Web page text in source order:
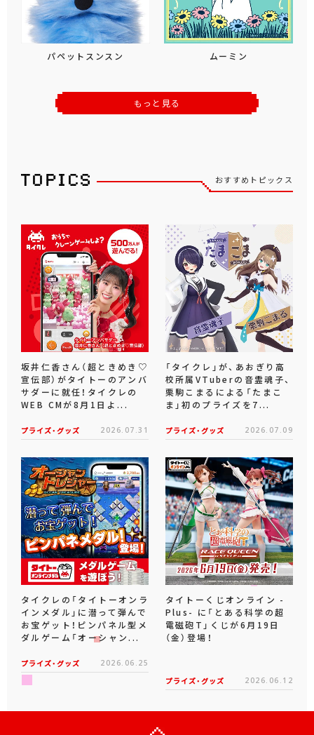
パペットスンスン ムーミン
もっと見る
おすすめトピックス
坂井仁香さん（超ときめき♡
宣伝部）がタイトーのアンバ
サダーに就任！タイクレの
WEB CMが8月1日よ...
プライズ・グッズ 2026.07.31
「タイクレ」が、あおぎり高
校所属VTuberの音霊魂子、
栗駒こまるによる「たまこ
ま」初のプライズを7...
プライズ・グッズ 2026.07.09
タイクレの「タイトーオンラ
インメダル」に潜って弾んで
お宝ゲット！ピンパネル型メ
ダルゲーム「オーシャン...
プライズ・グッズ 2026.06.25
タイトーくじオンライン -
Plus- に「とある科学の超
電磁砲T」くじが6月19日
（金）登場！
プライズ・グッズ 2026.06.12